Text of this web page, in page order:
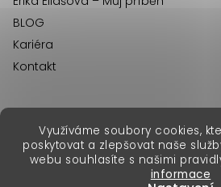
Využíváme soubory cookies,
poskytovat a zlepšovat naše
webu souhlasíte s našimi
informace
BLOG
Kariéra
Kontakt
Vytvořil Shoptet Premium
Copyright 2026Erika Fashion.